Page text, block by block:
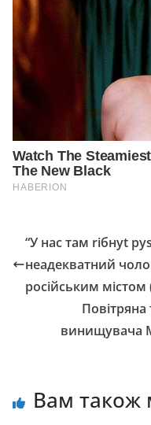
“У нac тaм rібнyt
неадекватний
pocійcьким містом
Повітряна
винищувача
Вам також